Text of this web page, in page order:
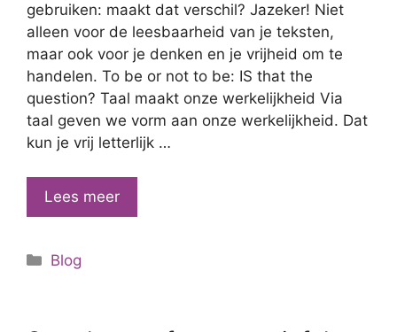
gebruiken: maakt dat verschil? Jazeker! Niet
alleen voor de leesbaarheid van je teksten,
maar ook voor je denken en je vrijheid om te
handelen. To be or not to be: IS that the
question? Taal maakt onze werkelijkheid Via
taal geven we vorm aan onze werkelijkheid. Dat
kun je vrij letterlijk …
Lees meerWorden,
niet
Categorieën
Blog